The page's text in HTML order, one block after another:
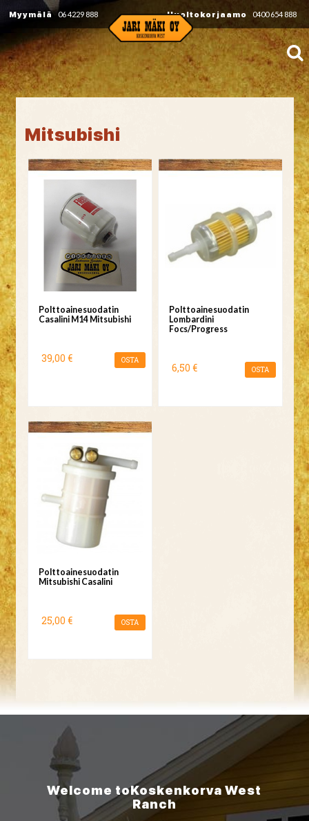
Myymälä 06 4229 888 Huoltokorjaamo 0400 654 888
Mitsubishi
Polttoainesuodatin
Casalini M14 Mitsubishi
39,00 € OSTA
Polttoainesuodatin
Lombardini
Focs/Progress
6,50 € OSTA
Polttoainesuodatin
Mitsubishi Casalini
25,00 € OSTA
Welcome toKoskenkorvaWest
Ranch